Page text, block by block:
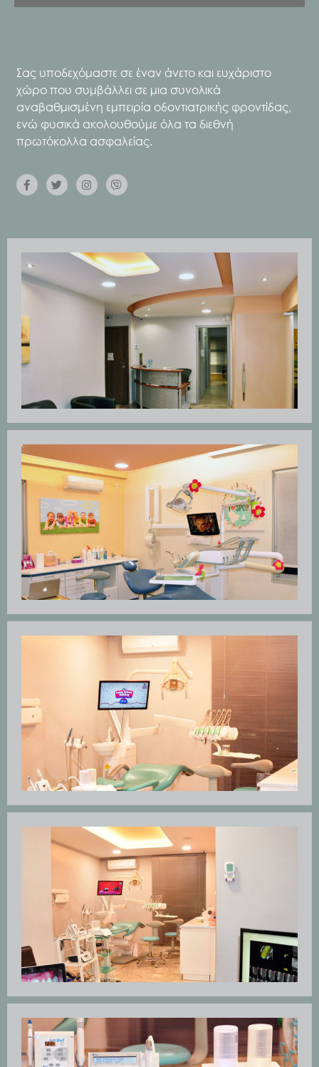
Σας υποδεχόμαστε σε έναν άνετο και ευχάριστο
χώρο που συμβάλλει σε μια συνολικά
αναβαθμισμένη εμπειρία οδοντιατρικής φροντίδας,
ενώ φυσικά ακολουθούμε όλα τα διεθνή
πρωτόκολλα ασφαλείας.